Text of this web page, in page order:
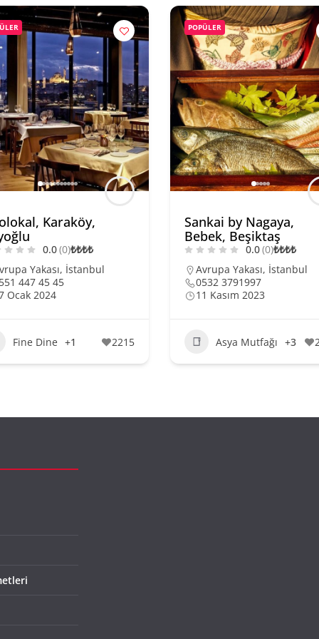
Karaköy,
0.0(0)₺₺₺₺
Yakası, İstanbul
447 45 45
Ocak 2024
Fine Dine +1 2215
POPÜLER
Sankai by Nagaya,
Bebek, Beşiktaş
0.0(0)₺₺₺₺
Avrupa Yakası, İstanbul
0532 3791997
11 Kasım 2023
Asya Mutfağı +3